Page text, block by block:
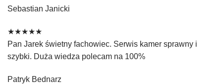
Sebastian Janicki
★★★★★
Pan Jarek świetny fachowiec. Serwis kamer sprawny i
szybki. Duża wiedza polecam na 100%
Patryk Bednarz